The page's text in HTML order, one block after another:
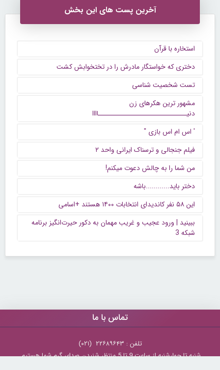
آخرین پست های این بخش
استخاره با قرآن
دختری که خواستگار مادرش را در تختخوابش کشت
تست شخصیت شناسی
مشهور ترین هکرهای زن
دنیــــــــــــــــــــــــــــــاااا
' اس ام اس بازی "
فیلم جنجالی و ترسناک ایرانی واحد ۲
من شما را به چالش دعوت میکنم!
دختر باید............باشه
این ۵۸ نفر کاندیدای انتخابات ۱۴۰۰ هستند +اسامی
ببینید | ورود عجیب و غریب مهمان به دکور حیرت‌انگیز برنامه
شبکه 3
تماس با ما
تلفن : ۲۲۶۸۹۶۴۳ (۰۲۱)
شنبه تا چهارشنبه از ساعت 9 تا 5 منتظر شنیدن صدای گرم شما هستیم.